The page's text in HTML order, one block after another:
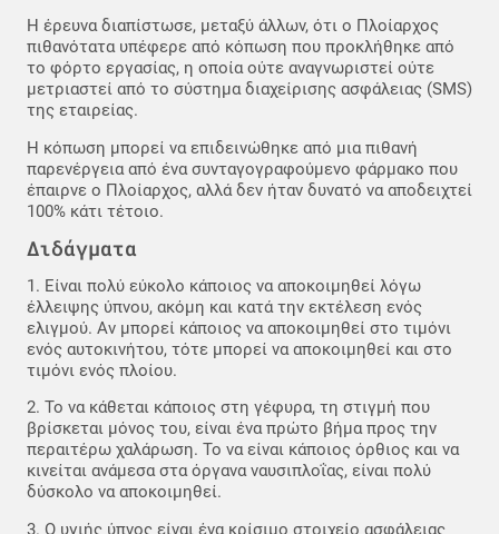
Η έρευνα διαπίστωσε, μεταξύ άλλων, ότι ο Πλοίαρχος
πιθανότατα υπέφερε από κόπωση που προκλήθηκε από
το φόρτο εργασίας, η οποία ούτε αναγνωριστεί ούτε
μετριαστεί από το σύστημα διαχείρισης ασφάλειας (SMS)
της εταιρείας.
Η κόπωση μπορεί να επιδεινώθηκε από μια πιθανή
παρενέργεια από ένα συνταγογραφούμενο φάρμακο που
έπαιρνε ο Πλοίαρχος, αλλά δεν ήταν δυνατό να αποδειχτεί
100% κάτι τέτοιο.
Διδάγματα
1. Είναι πολύ εύκολο κάποιος να αποκοιμηθεί λόγω
έλλειψης ύπνου, ακόμη και κατά την εκτέλεση ενός
ελιγμού. Αν μπορεί κάποιος να αποκοιμηθεί στο τιμόνι
ενός αυτοκινήτου, τότε μπορεί να αποκοιμηθεί και στο
τιμόνι ενός πλοίου.
2. Το να κάθεται κάποιος στη γέφυρα, τη στιγμή που
βρίσκεται μόνος του, είναι ένα πρώτο βήμα προς την
περαιτέρω χαλάρωση. Το να είναι κάποιος όρθιος και να
κινείται ανάμεσα στα όργανα ναυσιπλοΐας, είναι πολύ
δύσκολο να αποκοιμηθεί.
3. Ο υγιής ύπνος είναι ένα κρίσιμο στοιχείο ασφάλειας